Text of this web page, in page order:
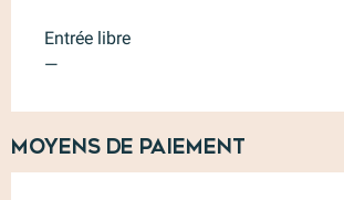
Entrée libre
—
Moyens de paiement